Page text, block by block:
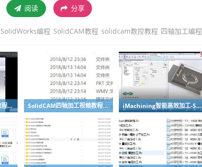
阅读 分享
SolidWorks编程 SolidCAM教程 solidcam数控教程 四轴加工编程
SolidCAM车削加工视频教程-SolidWorks数控编程教程系列 SolidCAM四轴加工视频教程实例讲解-SolidWorks编程典型教程 iMachining智能高效加工-SolidWorks编程视频教程